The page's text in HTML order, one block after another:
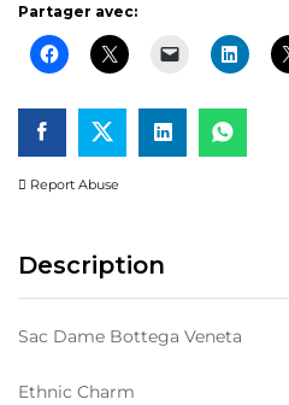
Partager avec:
Report Abuse
Description
Sac Dame Bottega Veneta
Ethnic Charm